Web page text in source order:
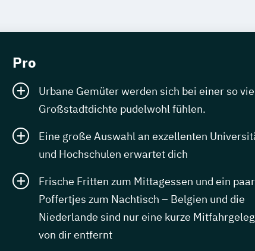
Pro
Urbane Gemüter werden sich bei einer so
Großstadtdichte pudelwohl fühlen.
Eine große Auswahl an exzellenten
und Hochschulen erwartet dich
Frische Fritten zum Mittagessen und ein paar
Poffertjes zum Nachtisch – Belgien und die
Niederlande sind nur eine kurze
von dir entfernt